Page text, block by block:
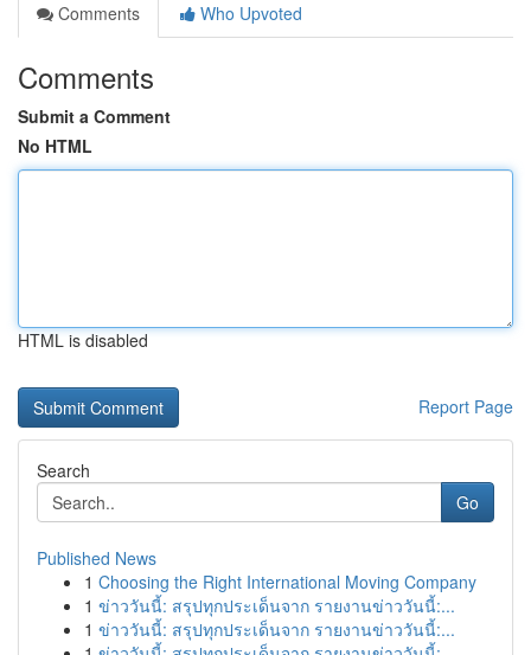
Comments
Who Upvoted
Comments
Submit a Comment
No HTML
HTML is disabled
Report Page
Search
Go
Published News
1 Choosing the Right International Moving Company
1 ข่าววันนี้: สรุปทุกประเด็นจาก รายงานข่าววันนี้:...
1 ข่าววันนี้: สรุปทุกประเด็นจาก รายงานข่าววันนี้:...